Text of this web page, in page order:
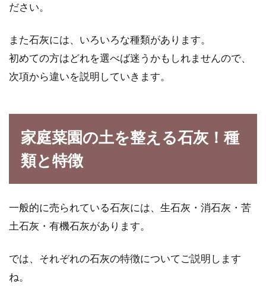
日本はアメリカの輸入品に頼らない
といけない？食料品その他
日本とアメリカの貿易の関係は、切り離せませ
いると言...
詳しく解説！
日本の調味料の代表とも言える「醤油」です
が、毎日のように口にしている方も多いのでは
ださい。
また石灰には、いろいろな種類があります。
初めての方はどれを選べば迷うかもしれませんので、
次項から違いを説明していきます。
家庭菜園の土を整える石灰！種
類と特徴
一般的に売られている石灰には、生石灰・消石灰・苦
土石灰・有機石灰があります。
では、それぞれの石灰の特徴についてご説明します
ね。